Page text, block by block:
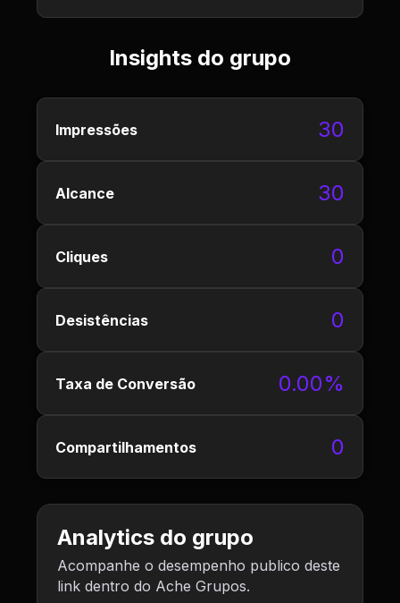
Insights do grupo
Impressões 30
Alcance 30
Cliques 0
Desistências 0
Taxa de Conversão 0.00%
Compartilhamentos 0
Analytics do grupo
Acompanhe o desempenho publico deste
link dentro do Ache Grupos.